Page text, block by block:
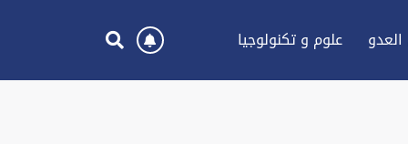
علوم و تكنولوجيا